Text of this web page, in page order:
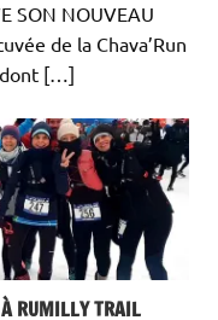
SON NOUVEAU
de la Chava’Run
dont […]
RUMILLY TRAIL